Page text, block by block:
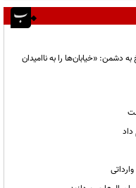
دشمن: «خیابان‌ها را به ناامیدان